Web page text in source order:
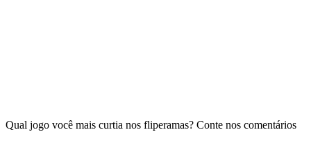
Qual jogo você mais curtia nos fliperamas? Conte nos comentários